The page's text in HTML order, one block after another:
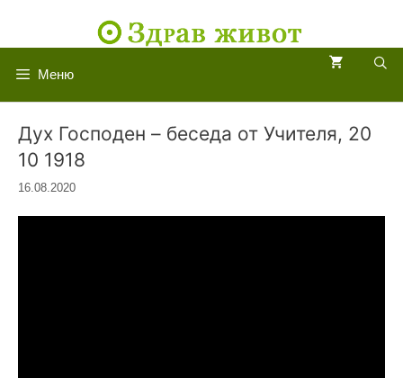
Меню
Дух Господен – беседа от Учителя, 20
10 1918
16.08.2020